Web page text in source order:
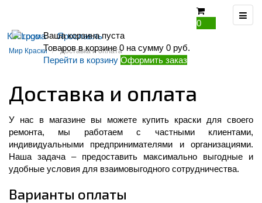
0
Ваша корзина пуста
Товаров в корзине0 на сумму0 руб.
Перейти в корзинуОформить заказ
Кострома Ярославль
Мир Краски Доставка и оплата
Доставка и оплата
У нас в магазине вы можете купить краски для своего
ремонта, мы работаем с частными клиентами,
индивидуальными предпринимателями и организациями.
Наша задача – предоставить максимально выгодные и
удобные условия для взаимовыгодного сотрудничества.
Варианты оплаты